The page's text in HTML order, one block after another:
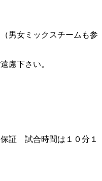
男女ミックスチームも参
慮下さい。
証 試合時間は１０分１